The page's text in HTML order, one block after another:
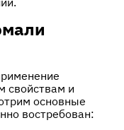
свойствам и
основные
востребован: